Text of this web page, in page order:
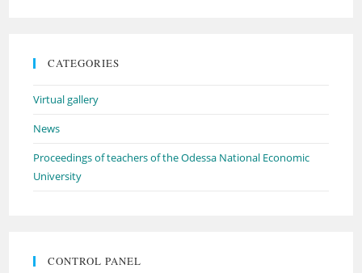
CATEGORIES
Virtual gallery
News
Proceedings of teachers of the Odessa National Economic
University
CONTROL PANEL